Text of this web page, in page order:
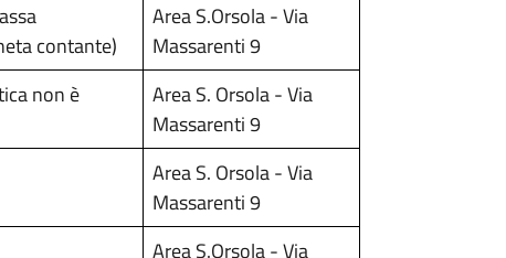
contante)
Area S.Orsola - Via
Massarenti 9
non è
Area S. Orsola - Via
Massarenti 9
Area S. Orsola - Via
Massarenti 9
Area S.Orsola - Via